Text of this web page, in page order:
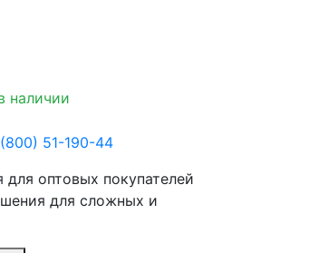
наличии
51-190-44
оптовых покупателей
для сложных и